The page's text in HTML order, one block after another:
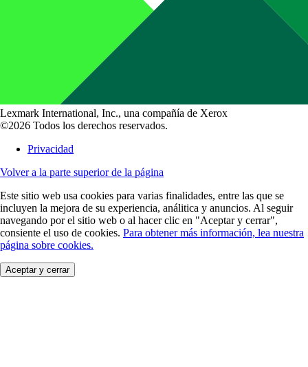
Lexmark International, Inc., una compañía de Xerox
©2026 Todos los derechos reservados.
Privacidad
Volver a la parte superior de la página
Este sitio web usa cookies para varias finalidades, entre las que se
incluyen la mejora de su experiencia, análitica y anuncios. Al seguir
navegando por el sitio web o al hacer clic en "Aceptar y cerrar",
consiente el uso de cookies. Para obtener más información, lea nuestra
página sobre cookies.
Aceptar y cerrar